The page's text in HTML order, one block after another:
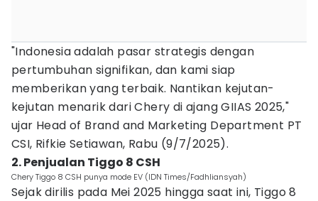
"Indonesia adalah pasar strategis dengan
pertumbuhan signifikan, dan kami siap
memberikan yang terbaik. Nantikan kejutan-
kejutan menarik dari Chery di ajang GIIAS 2025,"
ujar Head of Brand and Marketing Department PT
CSI, Rifkie Setiawan, Rabu (9/7/2025).
2. Penjualan Tiggo 8 CSH
Chery Tiggo 8 CSH punya mode EV (IDN Times/Fadhliansyah)
Sejak dirilis pada Mei 2025 hingga saat ini, Tiggo 8